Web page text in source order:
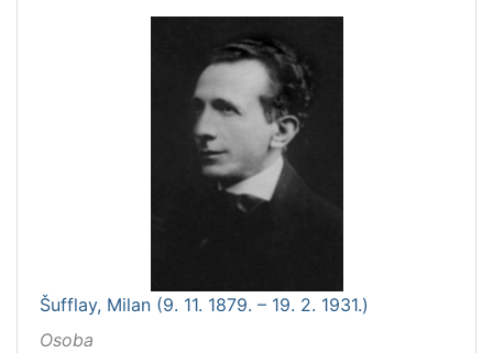
Šufflay, Milan (9. 11. 1879. – 19. 2. 1931.)
Osoba